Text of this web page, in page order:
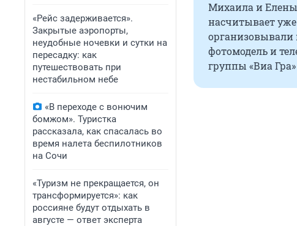
«Рейс задерживается».
Закрытые аэропорты,
неудобные ночевки и сутки на
пересадку: как
путешествовать при
нестабильном небе
«В переходе с вонючим
бомжом». Туристка
рассказала, как спасалась во
время налета беспилотников
на Сочи
«Туризм не прекращается, он
трансформируется»: как
россияне будут отдыхать в
августе — ответ эксперта
Михаила и Елены
насчитывает уже
организовывали
фотомодель и
группы «Виа